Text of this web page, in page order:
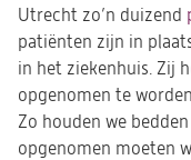
Utrecht zo’n duizend
patiënten zijn in
in het ziekenhuis. Zij
opgenomen te
Zo houden we
opgenomen moeten